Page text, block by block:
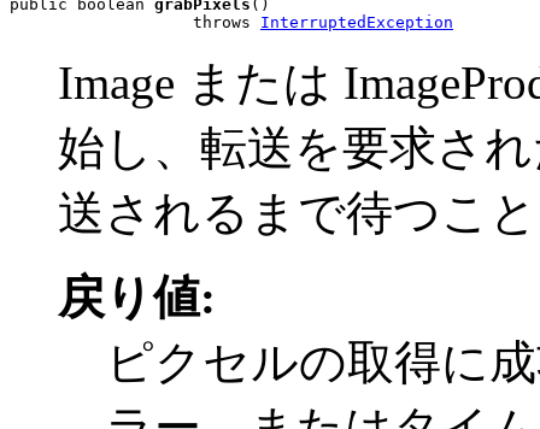
public boolean grabPixels ()
                   throws
InterruptedException
Image または
始し、転送を要求さ
送されるまで待つこ
戻り値:
ピクセルの取得に